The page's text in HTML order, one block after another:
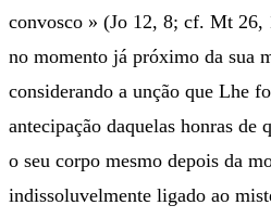
convosco » (Jo 12, 8; cf. Mt 26,
no momento já próximo da sua
considerando a unção que Lhe
antecipação daquelas honras de
o seu corpo mesmo depois da
indissoluvelmente ligado ao